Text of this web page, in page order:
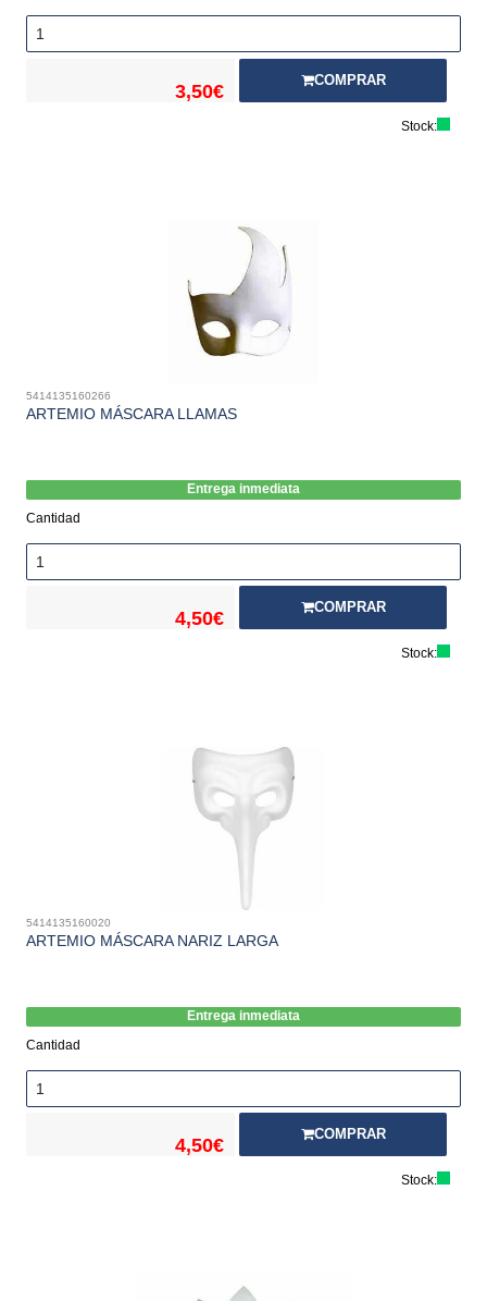
3,50€
COMPRAR
Stock:
5414135160266
ARTEMIO MÁSCARA LLAMAS
Entrega inmediata
Cantidad
4,50€
COMPRAR
Stock:
5414135160020
ARTEMIO MÁSCARA NARIZ LARGA
Entrega inmediata
Cantidad
4,50€
COMPRAR
Stock: